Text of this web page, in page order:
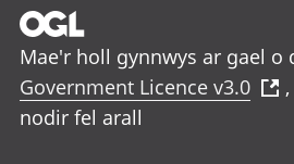
Mae'r holl gynnwys ar gael o
Government Licence v3.0
nodir fel arall